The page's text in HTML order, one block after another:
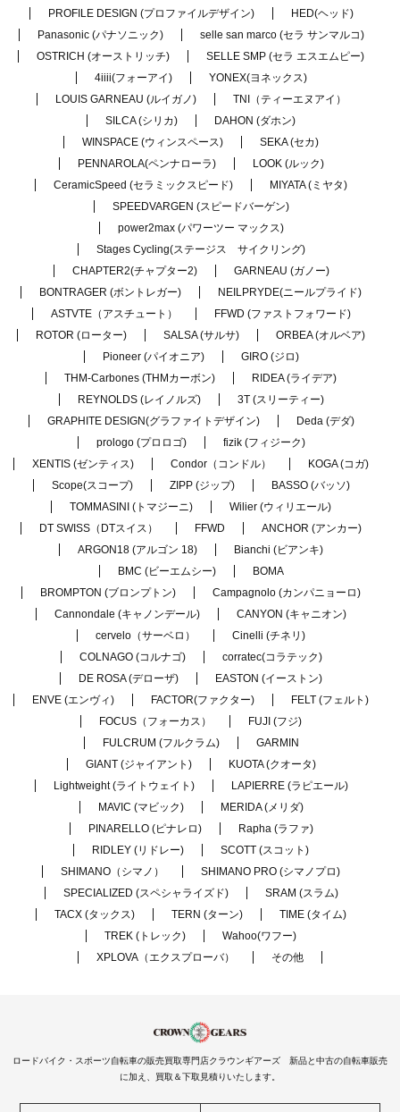
PROFILE DESIGN (プロファイルデザイン)
HED(ヘッド)
Panasonic (パナソニック)
selle san marco (セラ サンマルコ)
OSTRICH (オーストリッチ)
SELLE SMP (セラ エスエムピー)
4iiii(フォーアイ)
YONEX(ヨネックス)
LOUIS GARNEAU (ルイガノ)
TNI（ティーエヌアイ）
SILCA (シリカ)
DAHON (ダホン)
WINSPACE (ウィンスペース)
SEKA (セカ)
PENNAROLA(ペンナローラ)
LOOK (ルック)
CeramicSpeed (セラミックスピード)
MIYATA (ミヤタ)
SPEEDVARGEN (スピードバーゲン)
power2max (パワーツー マックス)
Stages Cycling(ステージス サイクリング)
CHAPTER2(チャプター2)
GARNEAU (ガノー)
BONTRAGER (ボントレガー)
NEILPRYDE(ニールプライド)
ASTVTE（アスチュート）
FFWD (ファストフォワード)
ROTOR (ローター)
SALSA (サルサ)
ORBEA (オルベア)
Pioneer (パイオニア)
GIRO (ジロ)
THM-Carbones (THMカーボン)
RIDEA (ライデア)
REYNOLDS (レイノルズ)
3T (スリーティー)
GRAPHITE DESIGN(グラファイトデザイン)
Deda (デダ)
prologo (プロロゴ)
fizik (フィジーク)
XENTIS (ゼンティス)
Condor（コンドル）
KOGA (コガ)
Scope(スコープ)
ZIPP (ジップ)
BASSO (バッソ)
TOMMASINI (トマジーニ)
Wilier (ウィリエール)
DT SWISS（DTスイス）
FFWD
ANCHOR (アンカー)
ARGON18 (アルゴン 18)
Bianchi (ビアンキ)
BMC (ビーエムシー)
BOMA
BROMPTON (ブロンプトン)
Campagnolo (カンパニョーロ)
Cannondale (キャノンデール)
CANYON (キャニオン)
cervelo（サーベロ）
Cinelli (チネリ)
COLNAGO (コルナゴ)
corratec(コラテック)
DE ROSA (デローザ)
EASTON (イーストン)
ENVE (エンヴィ)
FACTOR(ファクター)
FELT (フェルト)
FOCUS（フォーカス）
FUJI (フジ)
FULCRUM (フルクラム)
GARMIN
GIANT (ジャイアント)
KUOTA (クオータ)
Lightweight (ライトウェイト)
LAPIERRE (ラピエール)
MAVIC (マビック)
MERIDA (メリダ)
PINARELLO (ピナレロ)
Rapha (ラファ)
RIDLEY (リドレー)
SCOTT (スコット)
SHIMANO（シマノ）
SHIMANO PRO (シマノプロ)
SPECIALIZED (スペシャライズド)
SRAM (スラム)
TACX (タックス)
TERN (ターン)
TIME (タイム)
TREK (トレック)
Wahoo(ワフー)
XPLOVA（エクスプローバ）
その他
ロードバイク・スポーツ自転車の販売買取専門店クラウンギアーズ 新品と中古の自転車販売
に加え、買取＆下取見積りいたします。